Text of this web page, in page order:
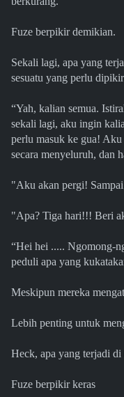
Fuze berpikir demikian.
Sekali lagi, apa yang
sesuatu yang perlu
“Yah, kalian semua.
sekali lagi, aku ingin
perlu masuk ke gua!
secara menyeluruh, dan
"Aku akan pergi!
"Apa? Tiga hari!!! Beri
“Hei hei ..... Ngomong-
peduli apa yang
Meskipun mereka
Lebih penting untuk
Heck, apa yang terjadi di
Fuze berpikir keras